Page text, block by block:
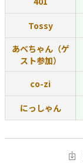
Tossy
あべちゃん（ゲ
スト参加）
co-zi
にっしゃん